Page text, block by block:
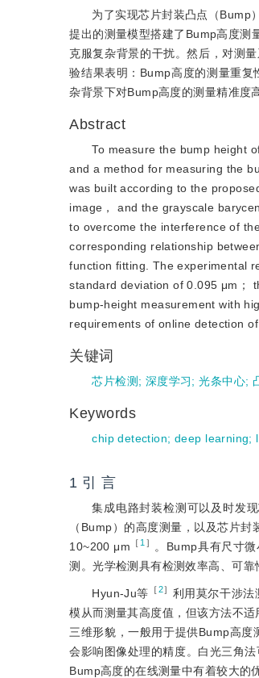
为了实现芯片封装凸点（Bump
提出的测量模型搭建了Bump高度测
克服复杂背景的干扰。然后，对测
验结果表明：Bump高度的测量重
杂背景下对Bump高度的测量精准度
Abstract
To measure the bump height
and a method for measuring the
was built according to the
image， and the grayscale
to overcome the interference of
corresponding relationship
function fitting. The experimental
standard deviation of 0.095 μm；
bump-height measurement with
requirements of online detection
关键词
芯片检测 ; 深度学习;光条中心;
Keywords
chip detection; deep learning;
1 引 言
集成电路封装检测可以及时发
（Bump）的高度测量，以及芯片
10~200 μm
［ 1 ］
。Bump具有尺寸
测。光学检测具有检测效率高、可
Hyun-Ju等 ［2］ 利用莫尔干涉法
模从而测量其高度值，但该方法不
三维形貌，一般用于提供Bump高度
会影响图像处理的精度。白光三角
Bump高度的在线测量中有着较大的